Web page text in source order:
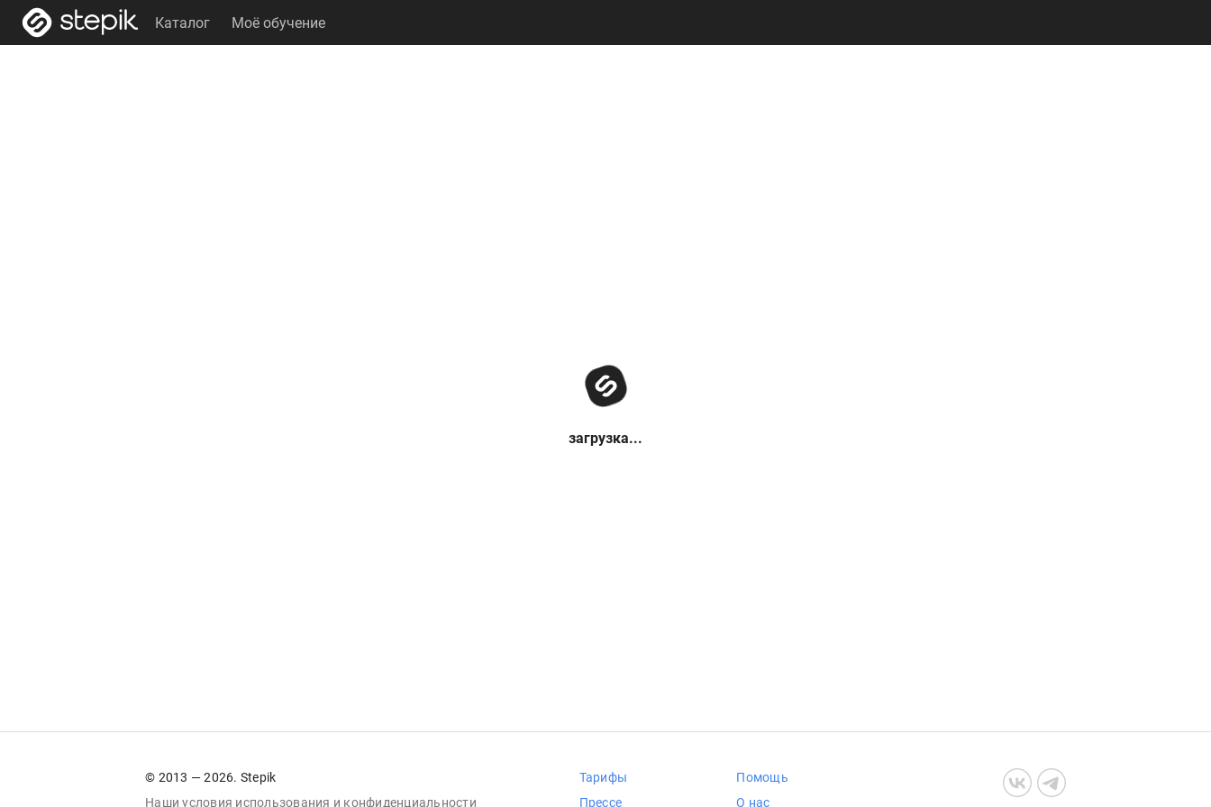
Каталог Моё обучение
загрузка...
© 2013 — 2026. Stepik
Наши условия использования и конфиденциальности
Тарифы
Прессе
Помощь
О нас